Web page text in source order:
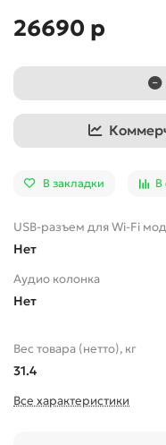
26690 р
В закладки В
USB-разъем для Wi-Fi
Нет
Аудио колонка
Нет
Вес товара (нетто), кг
31.4
Все характеристики